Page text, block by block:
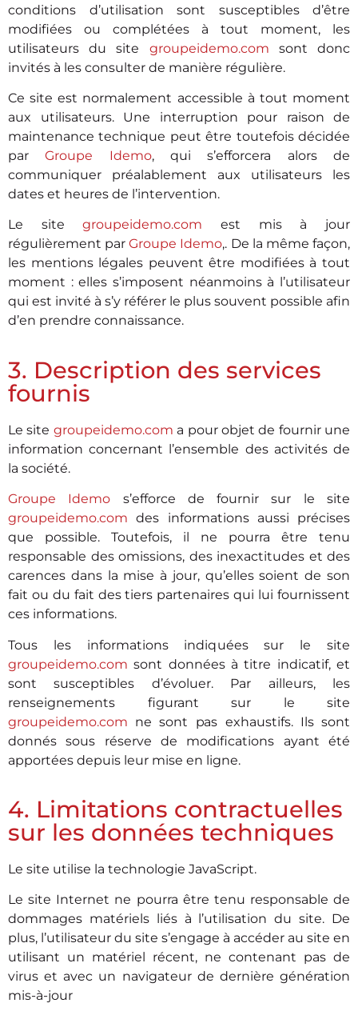
conditions d’utilisation sont susceptibles d’être
modifiées ou complétées à tout moment, les
utilisateurs du site groupeidemo.com sont donc
invités à les consulter de manière régulière.
Ce site est normalement accessible à tout moment
aux utilisateurs. Une interruption pour raison de
maintenance technique peut être toutefois décidée
parGroupe Idemo, qui s’efforcera alors de
communiquer préalablement aux utilisateurs les
dates et heures de l’intervention.
Le sitegroupeidemo.com est mis à jour
régulièrement parGroupe Idemo,. De la même façon,
les mentions légales peuvent être modifiées à tout
moment : elles s’imposent néanmoins à l’utilisateur
qui est invité à s’y référer le plus souvent possible afin
d’en prendre connaissance.
3. Description des services
fournis
Le site groupeidemo.com a pour objet de fournir une
information concernant l’ensemble des activités de
la société.
Groupe Idemo s’efforce de fournir sur le site
groupeidemo.com des informations aussi précises
que possible. Toutefois, il ne pourra être tenu
responsable des omissions, des inexactitudes et des
carences dans la mise à jour, qu’elles soient de son
fait ou du fait des tiers partenaires qui lui fournissent
ces informations.
Tous les informations indiquées sur le site
groupeidemo.com sont données à titre indicatif, et
sont susceptibles d’évoluer. Par ailleurs, les
renseignements figurant sur le site
groupeidemo.com ne sont pas exhaustifs. Ils sont
donnés sous réserve de modifications ayant été
apportées depuis leur mise en ligne.
4. Limitations contractuelles
sur les données techniques
Le site utilise la technologie JavaScript.
Le site Internet ne pourra être tenu responsable de
dommages matériels liés à l’utilisation du site. De
plus, l’utilisateur du site s’engage à accéder au site en
utilisant un matériel récent, ne contenant pas de
virus et avec un navigateur de dernière génération
mis-à-jour